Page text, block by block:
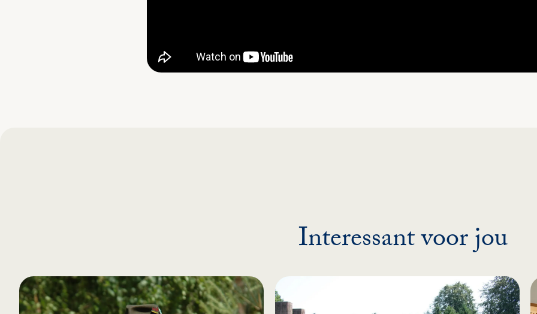
Interessant voor jou